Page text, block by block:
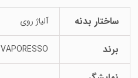
ساختار بدنه آلیاژ روی
برند VAPORESSO